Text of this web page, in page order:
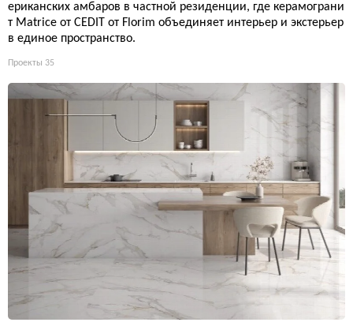
ериканских амбаров в частной резиденции, где керамограни
т Matrice от CEDIT от Florim объединяет интерьер и экстерьер
в единое пространство.
Проекты 35